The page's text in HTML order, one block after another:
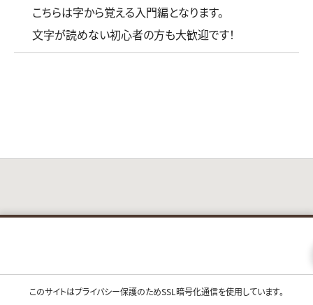
こちらは字から覚える入門編となります。
文字が読めない初心者の方も大歓迎です！
このサイトはプライバシー保護のためSSL暗号化通信を使用しています。